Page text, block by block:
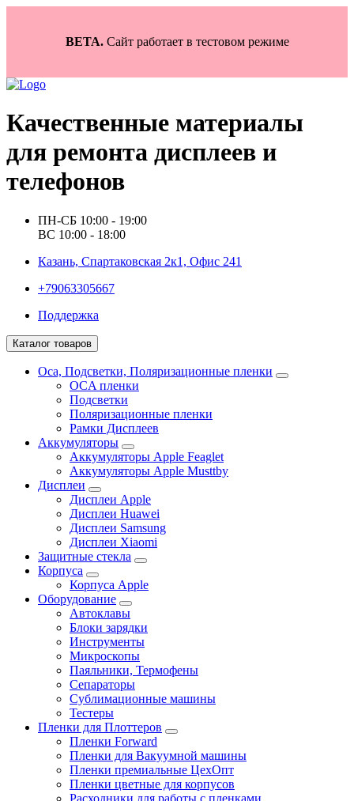
BETA.Сайт работает в тестовом режиме
Качественные материалы
для ремонта дисплеев и
телефонов
ПН-СБ 10:00 - 19:00
ВС 10:00 - 18:00
Казань, Спартаковская 2к1, Офис 241
+79063305667
Поддержка
Каталог товаров
Oca, Подсветки, Поляризационные пленки
OCA пленки
Подсветки
Поляризационные пленки
Рамки Дисплеев
Аккумуляторы
Аккумуляторы Apple Feaglet
Аккумуляторы Apple Musttby
Дисплеи
Дисплеи Apple
Дисплеи Huawei
Дисплеи Samsung
Дисплеи Xiaomi
Защитные стекла
Корпуса
Корпуса Apple
Оборудование
Автоклавы
Блоки зарядки
Инструменты
Микроскопы
Паяльники, Термофены
Сепараторы
Сублимационные машины
Тестеры
Пленки для Плоттеров
Пленки Forward
Пленки для Вакуумной машины
Пленки премиальные ЦехОпт
Пленки цветные для корпусов
Расходники для работы с пленками